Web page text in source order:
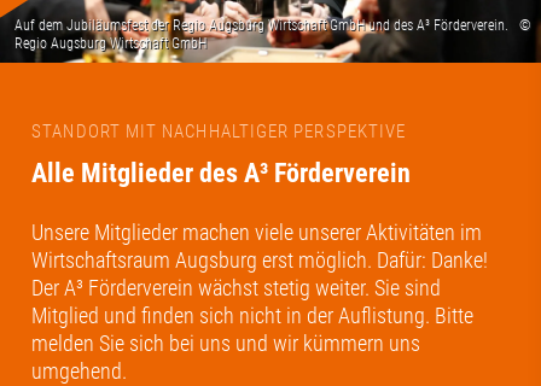
STANDORT MIT NACHHALTIGER PERSPEKTIVE
Alle Mitglieder des A³ Förderverein
Unsere Mitglieder machen viele unserer Aktivitäten im
Wirtschaftsraum Augsburg erst möglich. Dafür: Danke!
Der A³ Förderverein wächst stetig weiter. Sie sind
Mitglied und finden sich nicht in der Auflistung. Bitte
melden Sie sich bei uns und wir kümmern uns
umgehend.